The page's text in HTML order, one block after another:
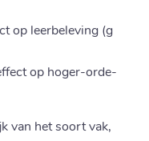
op leerbeleving (g
op hoger-orde-
van het soort vak,